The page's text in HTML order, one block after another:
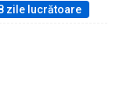
zile lucrătoare